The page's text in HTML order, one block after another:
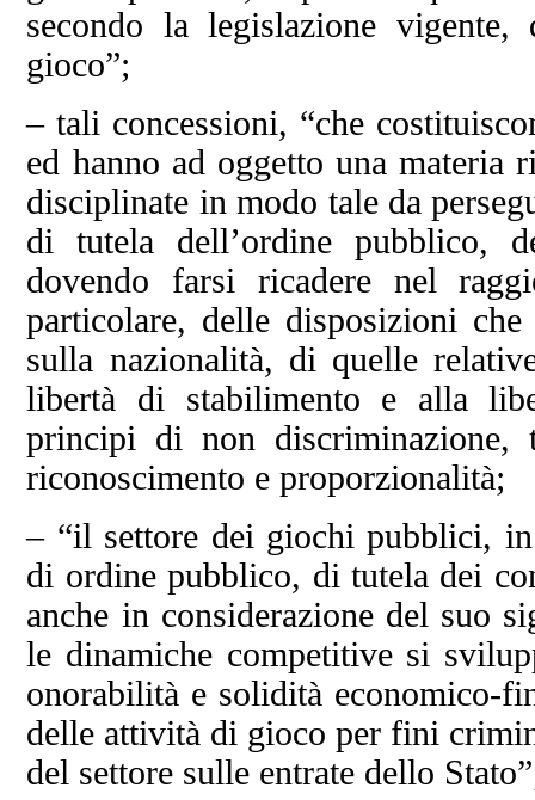
secondo la legislazione
gioco”;
– tali concessioni, “che
ed hanno ad oggetto una materia
disciplinate in modo tale da
di tutela dell’ordine pubblico,
dovendo farsi ricadere nel
particolare, delle disposizioni
sulla nazionalità, di quelle
libertà di stabilimento e alla
principi di non discriminazione,
riconoscimento e proporzionalità;
– “il settore dei giochi pubblici,
di ordine pubblico, di tutela dei
anche in considerazione del suo
le dinamiche competitive si
onorabilità e solidità economico-
delle attività di gioco per fini
del settore sulle entrate dello